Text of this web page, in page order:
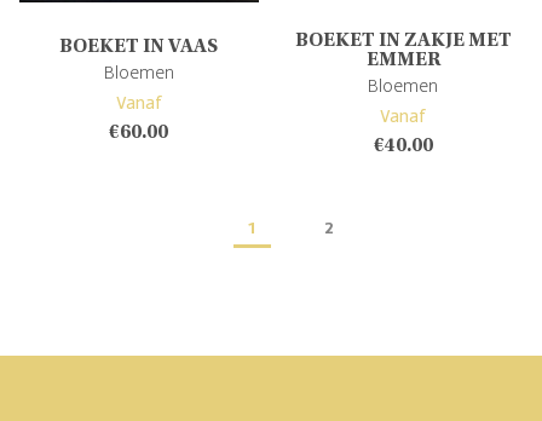
BOEKET IN VAAS
Bloemen
Vanaf
€60.00
BOEKET IN ZAKJE MET
EMMER
Bloemen
Vanaf
€40.00
1 2